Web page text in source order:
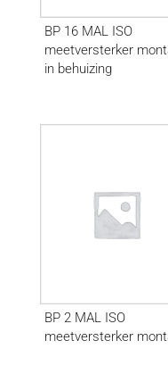
BP 16 MAL ISO
meetversterker
in behuizing
BP 2 MAL ISO
meetversterker